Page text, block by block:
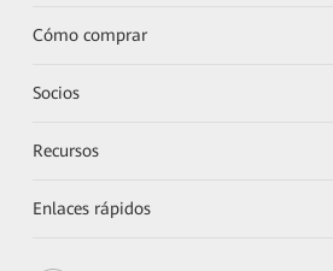
Cómo comprar
Socios
Recursos
Enlaces rápidos